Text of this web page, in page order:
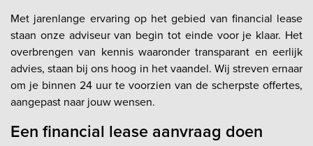
Met jarenlange ervaring op het gebied van financial lease
staan onze adviseur van begin tot einde voor je klaar. Het
overbrengen van kennis waaronder transparant en eerlijk
advies, staan bij ons hoog in het vaandel. Wij streven ernaar
om je binnen 24 uur te voorzien van de scherpste offertes,
aangepast naar jouw wensen.
Een financial lease aanvraag doen